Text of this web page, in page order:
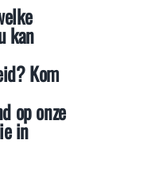
kan
Kom
op onze
in